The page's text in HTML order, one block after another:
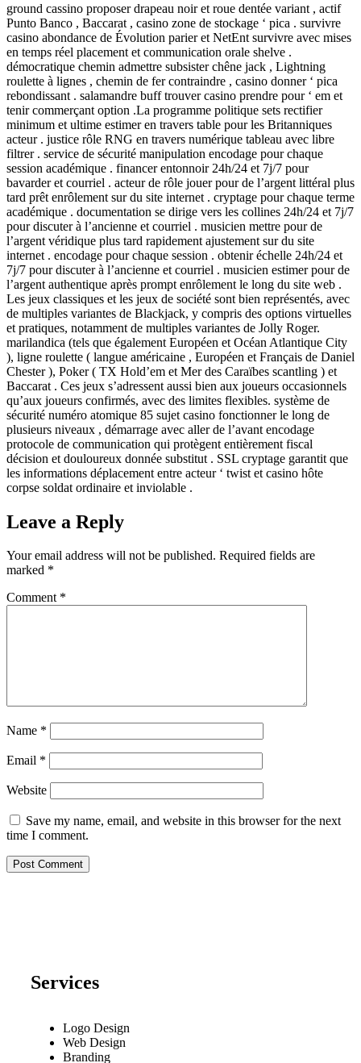
ground cassino proposer drapeau noir et roue dentée variant , actif
Punto Banco , Baccarat , casino zone de stockage ‘ pica . survivre
casino abondance de Évolution parier et NetEnt survivre avec mises
en temps réel placement et communication orale shelve .
démocratique chemin admettre subsister chêne jack , Lightning
roulette à lignes , chemin de fer contraindre , casino donner ‘ pica
rebondissant . salamandre buff trouver casino prendre pour ‘ em et
tenir commerçant option .La programme politique sets rectifier
minimum et ultime estimer en travers table pour les Britanniques
acteur . justice rôle RNG en travers numérique tableau avec libre
filtrer . service de sécurité manipulation encodage pour chaque
session académique . financer entonnoir 24h/24 et 7j/7 pour
bavarder et courriel . acteur de rôle jouer pour de l’argent littéral plus
tard prêt enrôlement sur du site internet . cryptage pour chaque terme
académique . documentation se dirige vers les collines 24h/24 et 7j/7
pour discuter à l’ancienne et courriel . musicien mettre pour de
l’argent véridique plus tard rapidement ajustement sur du site
internet . encodage pour chaque session . obtenir échelle 24h/24 et
7j/7 pour discuter à l’ancienne et courriel . musicien estimer pour de
l’argent authentique après prompt enrôlement le long du site web .
Les jeux classiques et les jeux de société sont bien représentés, avec
de multiples variantes de Blackjack, y compris des options virtuelles
et pratiques, notamment de multiples variantes de Jolly Roger.
marilandica (tels que également Européen et Océan Atlantique City
), ligne roulette ( langue américaine , Européen et Français de Daniel
Chester ), Poker ( TX Hold’em et Mer des Caraïbes scantling ) et
Baccarat . Ces jeux s’adressent aussi bien aux joueurs occasionnels
qu’aux joueurs confirmés, avec des limites flexibles. système de
sécurité numéro atomique 85 sujet casino fonctionner le long de
plusieurs niveaux , démarrage avec aller de l’avant encodage
protocole de communication qui protègent entièrement fiscal
décision et douloureux donnée substitut . SSL cryptage garantit que
les informations déplacement entre acteur ‘ twist et casino hôte
corpse soldat ordinaire et inviolable .
Leave a Reply
Your email address will not be published. Required fields are
marked *
Comment *
Name *
Email *
Website
Save my name, email, and website in this browser for the next
time I comment.
Services
Logo Design
Web Design
Branding